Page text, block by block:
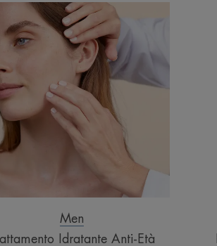
Trattamento
Idratante
Anti-
Età
Uomo
Men
Idratante Anti-Età